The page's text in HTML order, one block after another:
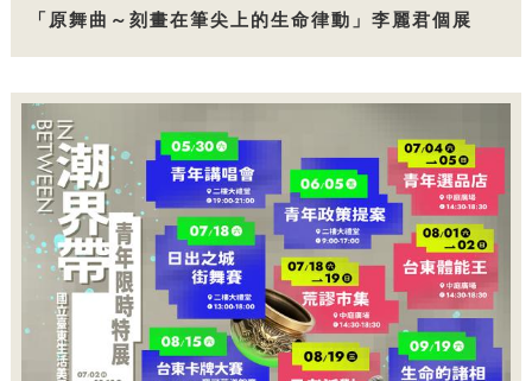
「原舞曲～刻畫在筆尖上的生命律動」李麗君個展